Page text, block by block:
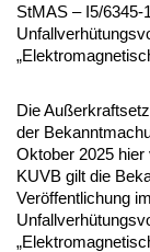
StMAS – I5/6345-
Die
der
Oktober 2025
KUVB gilt die
Veröffentlichung